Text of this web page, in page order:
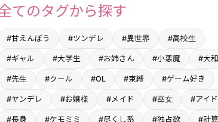
てのタグから探す
#甘えんぼう #ツンデレ #異世界 #高校生
#ギャル #大学生 #お姉さん #小悪魔 #大
#先生 #クール #OL #束縛 #ゲーム好き
#ヤンデレ #お嬢様 #メイド #巫女 #アイ
#長身 #ケモミミ #尽くし系 #独占欲 #計